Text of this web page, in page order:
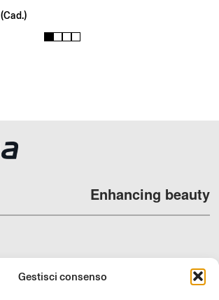
Gestisci consenso
(Cad.)
1 2 3 4
Enhancing beauty